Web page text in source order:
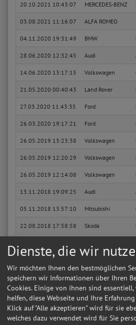
20.10.2021 10:43:07 MERCEDES-BENZ
03.08.2021 11:16:07 ALFA ROMEO
04.11.2020 19:31:49 BMW
28.06.2020 12:32:45 Audi
14.06.2020 13:17:15 Volkswagen
21.05.2020 00:40:43 Land Rover
27.03.2020 11:43:35 Ford
26.03.2020 19:17:21 Ford
26.05.2019 13:23:38 Volkswagen
26.05.2019 12:20:29 Volkswagen
26.05.2019 12:14:08 Volkswagen
13.11.2018 19:09:25 Audi
05.11.2018 13:57:10 Mitsubishi
22.08.2018 17:58:58 Skoda
07.06.2018 21:59:49
Sie suchen in Wernau (neckar) eine günstige
12.05.2018 00:35:22 Citroen
09.08.2017 12:20:26 Citroen
Dienste, die wir
Wir möchten Ihnen den bestmöglichen
speichern wir Informationen über Ihren
Cookies. Einige von ihnen sind
helfen, diese Webseite und Ihre
Klick auf "Alle akzeptieren" wird für sie
welches dazu verwendet wird für Sie